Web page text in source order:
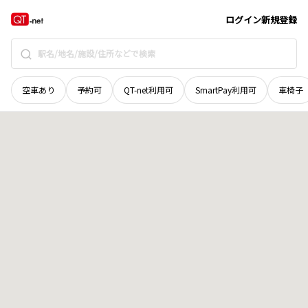
ログイン新規登録
空車あり 予約可 QT-net利用可 SmartPay利用可 車椅子
鳥取県